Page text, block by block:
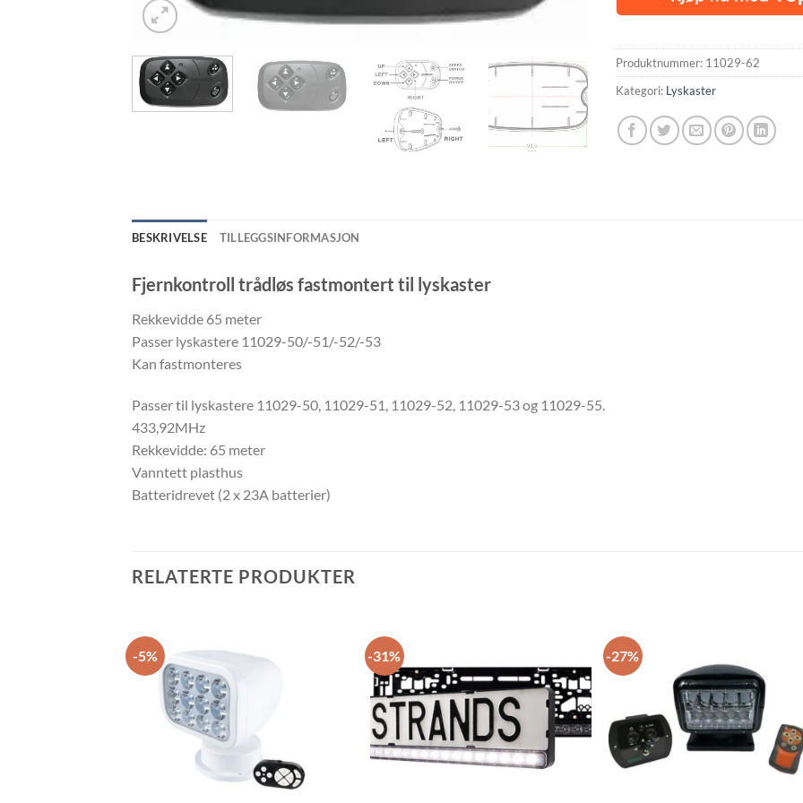
Produktnummer: 11029-62
Kategori: Lyskaster
BESKRIVELSE TILLEGGSINFORMASJON
Fjernkontroll trådløs fastmontert til lyskaster
Rekkevidde 65 meter
Passer lyskastere 11029-50/-51/-52/-53
Kan fastmonteres
Passer til lyskastere 11029-50, 11029-51, 11029-52, 11029-53 og 11029-55.
433,92MHz
Rekkevidde: 65 meter
Vanntett plasthus
Batteridrevet (2 x 23A batterier)
RELATERTE PRODUKTER
-5% -31% -27%